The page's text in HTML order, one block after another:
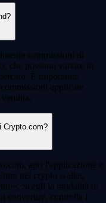
commissioni di
che possono variare in
È importante
applicate
Crypto.com?
apri l'applicazione e
nel crypto wallet,
Scegli la modalità di
convertire, controlla i